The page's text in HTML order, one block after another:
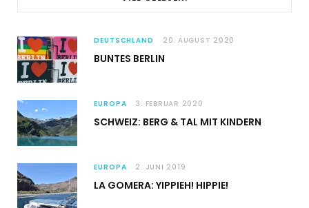
DEUTSCHLAND 20. AUGUST 2020
BUNTES BERLIN
EUROPA 3. FEBRUAR 2020
SCHWEIZ: BERG & TAL MIT KINDERN
EUROPA 2. JUNI 2019
LA GOMERA: YIPPIEH! HIPPIE!